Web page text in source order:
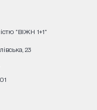
"ВІЖН 1+1"
23